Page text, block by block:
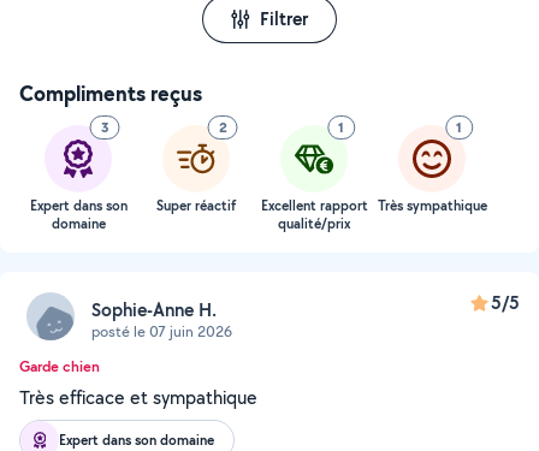
Filtrer
Compliments reçus
3
Expert dans son
domaine
2
Super réactif
1
Excellent rapport
qualité/prix
1
Très sympathique
Sophie-Anne H.
posté le 07 juin 2026
5/5
Garde chien
Très efficace et sympathique
Expert dans son domaine